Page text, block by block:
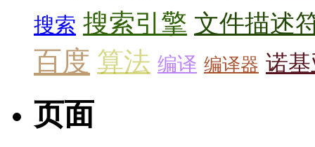
搜索 搜索引擎 文件描述
百度 算法 编译 编译器 诺
页面